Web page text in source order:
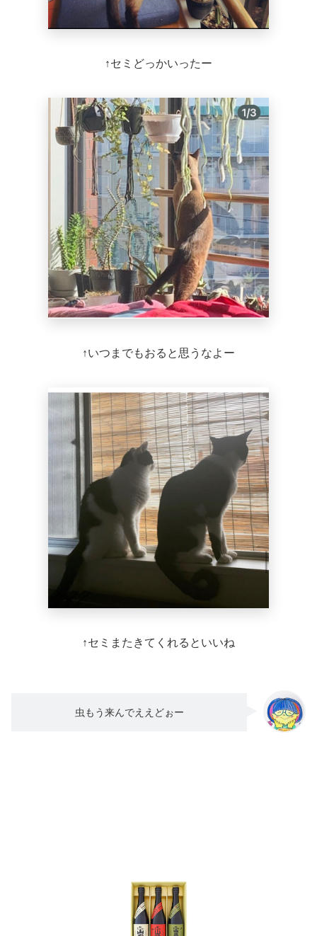
↑セミどっかいったー
↑いつまでもおると思うなよー
↑セミまたきてくれるといいね
虫もう来んでええどぉー